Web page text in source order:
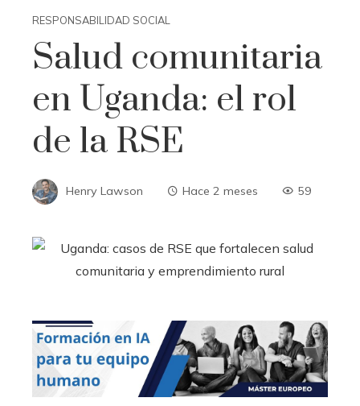
RESPONSABILIDAD SOCIAL
Salud comunitaria
en Uganda: el rol
de la RSE
Henry Lawson Hace 2 meses 59